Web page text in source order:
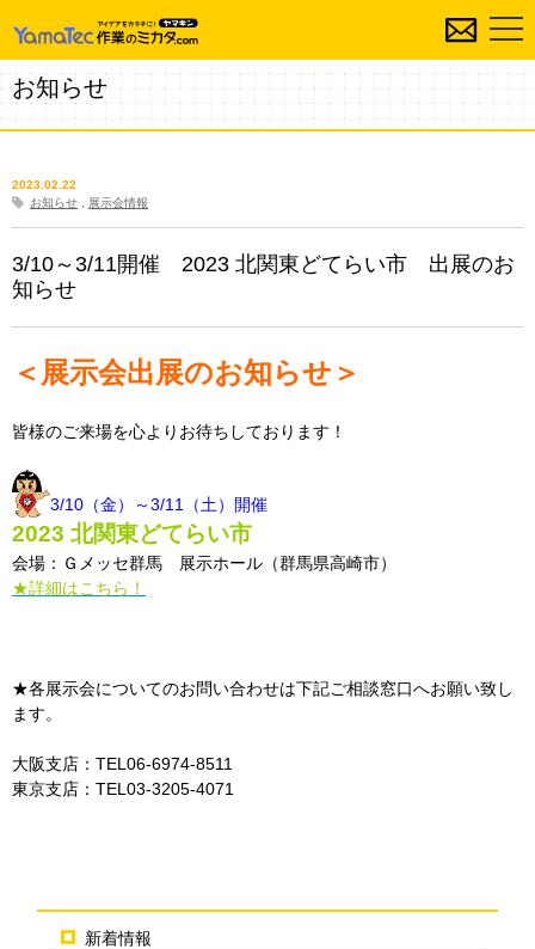
お知らせ
新着情報
2023.02.22
お知らせ
展示会情報
3/10～3/11開催 2023 北関東どてらい市 出展のお
知らせ
＜展示会出展のお知らせ＞
皆様のご来場を心よりお待ちしております！
3/10（金）～3/11（土）開催
2023 北関東どてらい市
会場：Ｇメッセ群馬 展示ホール（群馬県高崎市）
★詳細はこちら！
★各展示会についてのお問い合わせは下記ご相談窓口へお願い致し
ます。
大阪支店：TEL06-6974-8511
東京支店：TEL03-3205-4071